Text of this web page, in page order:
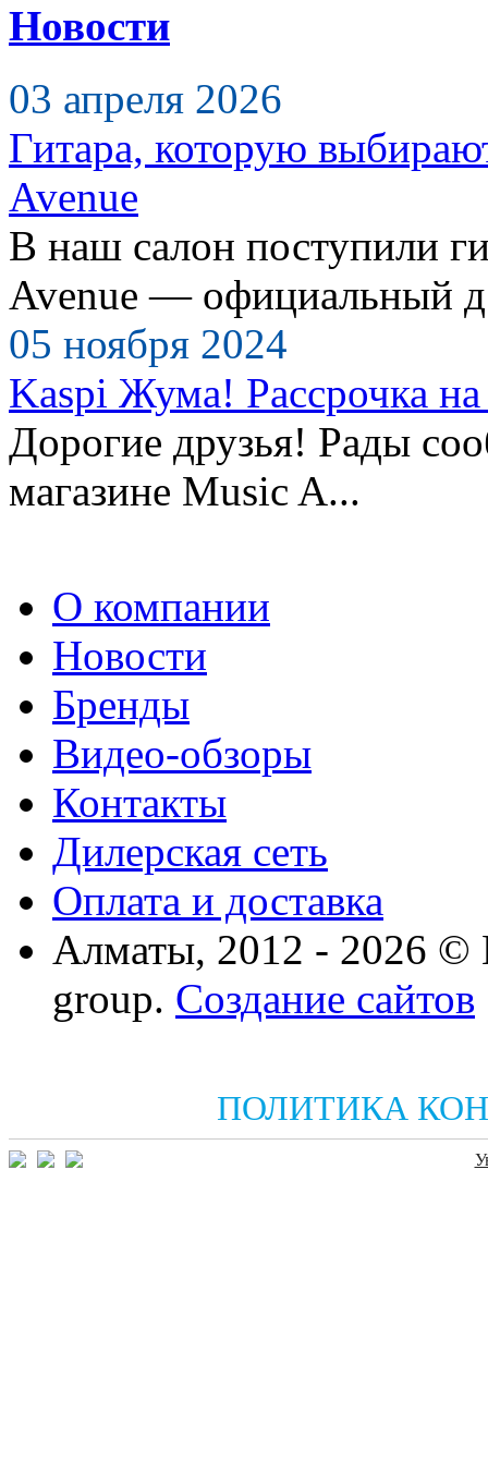
Новости
03 апреля 2026
Гитара, которую
Avenue
В наш салон поступили
Avenue — официальный
05 ноября 2024
Kaspi Жума! Рассрочка на
Дорогие друзья! Рады
магазине Music A...
О компании
Новости
Бренды
Видео-обзоры
Контакты
Дилерская сеть
Оплата и доставка
Алматы, 2012 - 2026 ©
group. Создание сайтов
ПОЛИТИКА